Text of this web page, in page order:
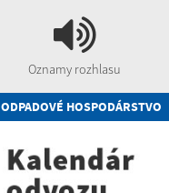
Oznamy rozhlasu
ODPADOVÉ HOSPODÁRSTVO